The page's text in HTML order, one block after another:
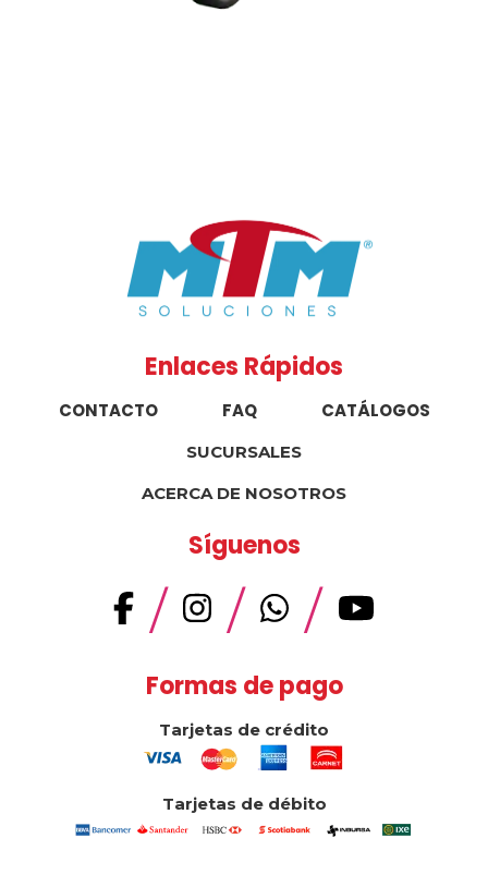
Enlaces Rápidos
CONTACTO FAQ CATÁLOGOS
SUCURSALES
ACERCA DE NOSOTROS
Síguenos
/ / /
Formas de pago
Tarjetas de crédito
Tarjetas de débito